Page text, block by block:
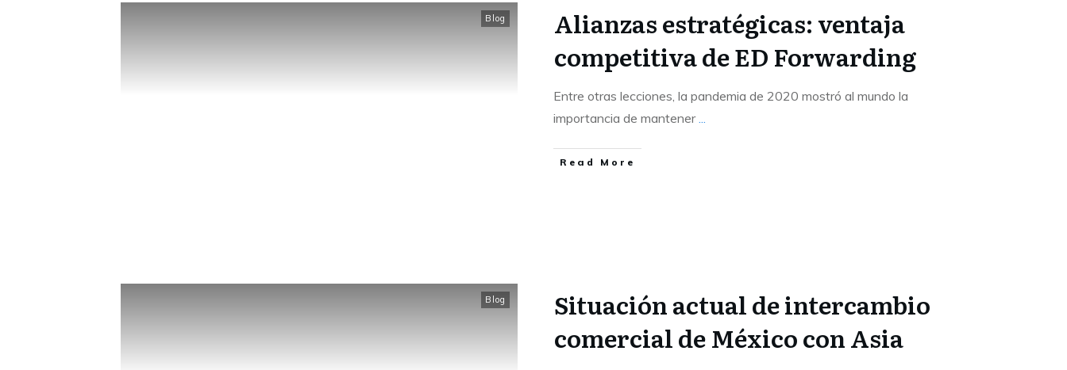
Blog
Alianzas estratégicas: ventaja
competitiva de ED Forwarding
Entre otras lecciones, la pandemia de 2020 mostró al mundo la
importancia de mantener...
Read More
Blog
Situación actual de intercambio
comercial de México con Asia